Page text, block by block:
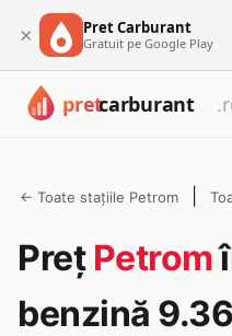
× Pret Carburant
Gratuit pe Google Play
← Toate stațiile Petrom
Preț Petrom
benzină